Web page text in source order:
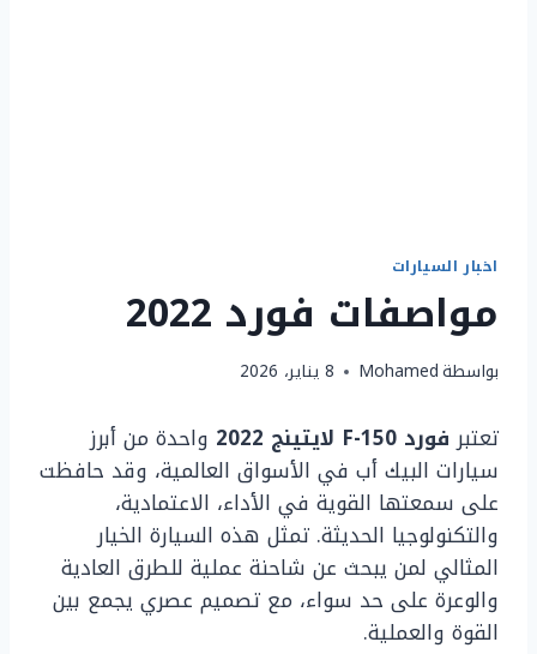
اخبار السيارات
مواصفات فورد 2022
بواسطةMohamed 8 يناير، 2026
تعتبر فورد F-150 لايتينج 2022
واحدة من أبرز
سيارات البيك أب في الأسواق العالمية، وقد حافظت
على سمعتها القوية في الأداء، الاعتمادية،
والتكنولوجيا الحديثة. تمثل هذه السيارة الخيار
المثالي لمن يبحث عن شاحنة عملية للطرق العادية
والوعرة على حد سواء، مع تصميم عصري يجمع بين
القوة والعملية.